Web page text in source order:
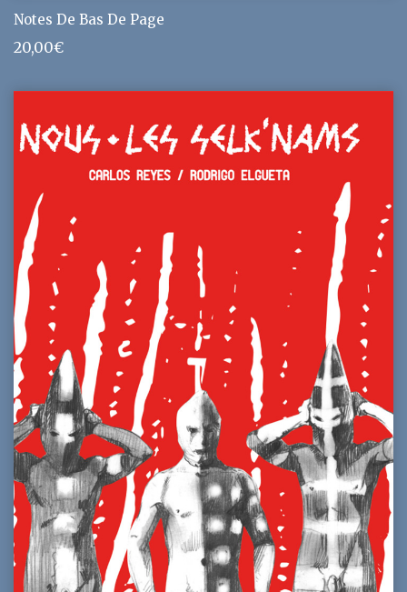
Notes De Bas De Page
20,00€